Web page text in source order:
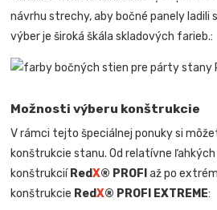
návrhu strechy, aby bočné panely ladili
výber je široká škála skladových farieb.:
Možnosti výberu konštrukcie
V rámci tejto špeciálnej ponuky si
konštrukcie stanu. Od relatívne
konštrukcií RedX® PROFI až po
konštrukcie RedX® PROFI EXTREME: